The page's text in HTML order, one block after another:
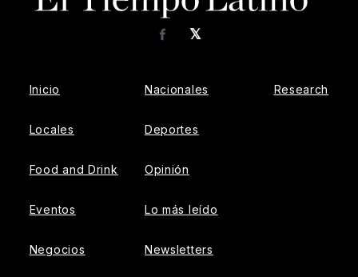
𝕏
Facebook
Inicio
Locales
Food and Drink
Eventos
Negocios
Nacionales
Deportes
Opinión
Lo más leído
Newsletters
Research